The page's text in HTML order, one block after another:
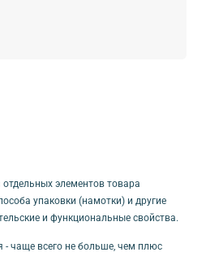
элементов товара
упаковки (намотки) и другие
и функциональные свойства.
- чаще всего не больше, чем плюс